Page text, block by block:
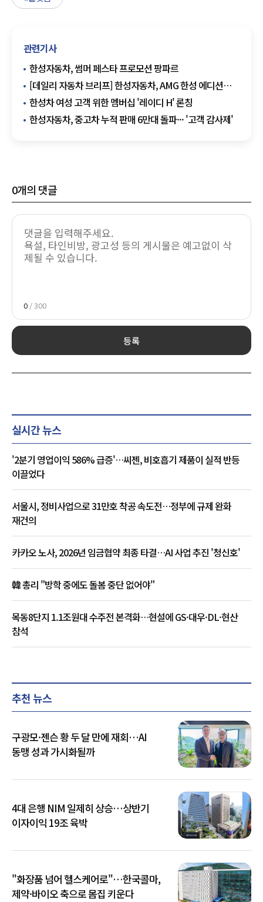
관련기사
한성자동차, 썸머 페스타 프로모션 팡파르
[데일리 자동차 브리프] 한성자동차, AMG 한성 에디션
2025 3대 한정 출시
한성차 여성 고객 위한 멤버십 '레이디 H' 론칭
한성자동차, 중고차 누적 판매 6만대 돌파··· '고객 감사제'
0개의 댓글
0 / 300
등록
실시간 뉴스
'2분기 영업이익 586% 급증'…씨젠, 비호흡기 제품이 실적 반등
이끌었다
서울시, 정비사업으로 31만호 착공 속도전…정부에 규제 완화
재건의
카카오 노사, 2026년 임금협약 최종 타결…AI 사업 추진 '청신호'
韓 총리 "방학 중에도 돌봄 중단 없어야"
목동8단지 1.1조원대 수주전 본격화…현설에 GS·대우·DL·현산
참석
추천 뉴스
구광모·젠슨 황 두 달 만에 재회…AI
동맹 성과 가시화될까
4대 은행 NIM 일제히 상승…상반기
이자이익 19조 육박
"화장품 넘어 헬스케어로"…한국콜마,
제약·바이오 축으로 몸집 키운다